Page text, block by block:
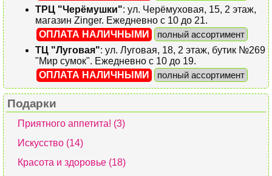
ТРЦ "Черёмушки": ул. Черёмуховая, 15, 2 этаж,
магазин Zinger. Ежедневно с 10 до 21.
ОПЛАТА НАЛИЧНЫМИ
полный ассортимент
ТЦ "Луговая": ул. Луговая, 18, 2 этаж, бутик №269
"Мир сумок". Ежедневно с 10 до 19.
ОПЛАТА НАЛИЧНЫМИ
полный ассортимент
Подарки
Приятного аппетита! (3)
Искусство (14)
Красота и здоровье (18)